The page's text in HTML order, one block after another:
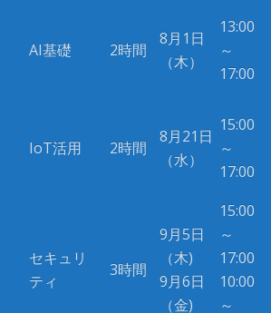
AI基礎 2時間
8月1日
（木）
13:00
～
17:00
IoT活用 2時間
8月21日
（水）
15:00
～
17:00
セキュリ
ティ
3時間
9月5日
（木)
9月6日
（金)
15:00
～
17:00
10:00
～